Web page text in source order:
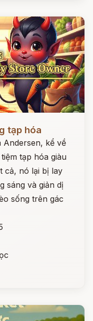
tạp hóa
Andersen, kể về
tạp hóa giàu
cả, nó lại bị lay
sáng và giản dị
sống trên gác